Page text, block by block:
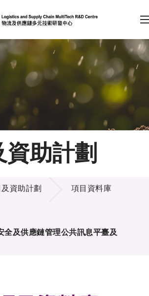
（按回車鍵）
會員登入
A A EN 繁 简
資助計劃
資助計劃 項目資料庫
全及供應鏈管理公共訊息平臺及